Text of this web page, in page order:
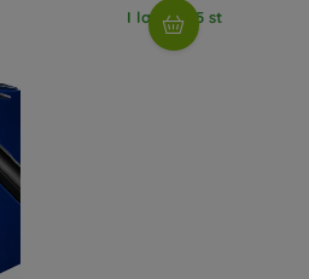
I lager > 5 st